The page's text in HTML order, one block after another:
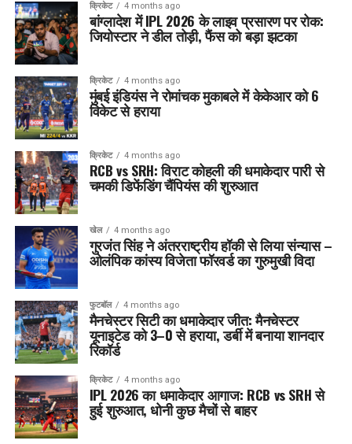
क्रिकेट 4 months ago
बांग्लादेश में IPL 2026 के लाइव प्रसारण पर रोक:
जियोस्टार ने डील तोड़ी, फैंस को बड़ा झटका
क्रिकेट 4 months ago
मुंबई इंडियंस ने रोमांचक मुकाबले में केकेआर को 6
विकेट से हराया
क्रिकेट 4 months ago
RCB vs SRH: विराट कोहली की धमाकेदार पारी से
चमकी डिफेंडिंग चैंपियंस की शुरुआत
खेल 4 months ago
गुरजंत सिंह ने अंतरराष्ट्रीय हॉकी से लिया संन्यास –
ओलंपिक कांस्य विजेता फॉरवर्ड का गुरुमुखी विदा
फुटबॉल 4 months ago
मैनचेस्टर सिटी का धमाकेदार जीत: मैनचेस्टर
यूनाइटेड को 3–0 से हराया, डर्बी में बनाया शानदार
रिकॉर्ड
क्रिकेट 4 months ago
IPL 2026 का धमाकेदार आगाज: RCB vs SRH से
हुई शुरुआत, धोनी कुछ मैचों से बाहर